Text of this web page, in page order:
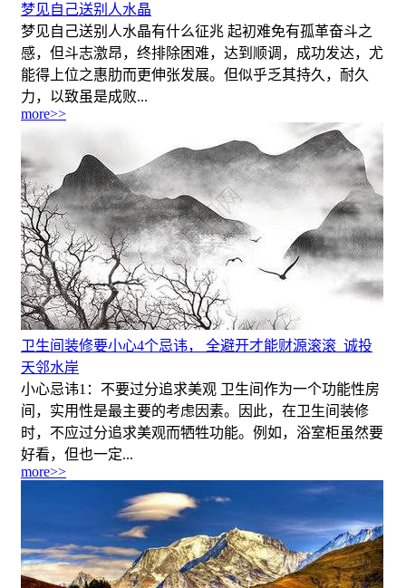
梦见自己送别人水晶
梦见自己送别人水晶有什么征兆 起初难免有孤革奋斗之
感，但斗志激昂，终排除困难，达到顺调，成功发达，尤
能得上位之惠肋而更伸张发展。但似乎乏其持久，耐久
力，以致虽是成败...
more>>
卫生间装修要小心4个忌讳， 全避开才能财源滚滚_诚投
天邻水岸
小心忌讳1：不要过分追求美观 卫生间作为一个功能性房
间，实用性是最主要的考虑因素。因此，在卫生间装修
时，不应过分追求美观而牺牲功能。例如，浴室柜虽然要
好看，但也一定...
more>>